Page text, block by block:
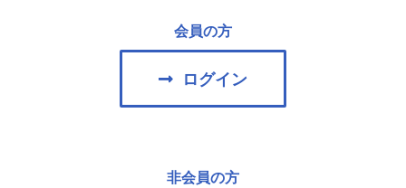
会員の方
ログイン
非会員の方